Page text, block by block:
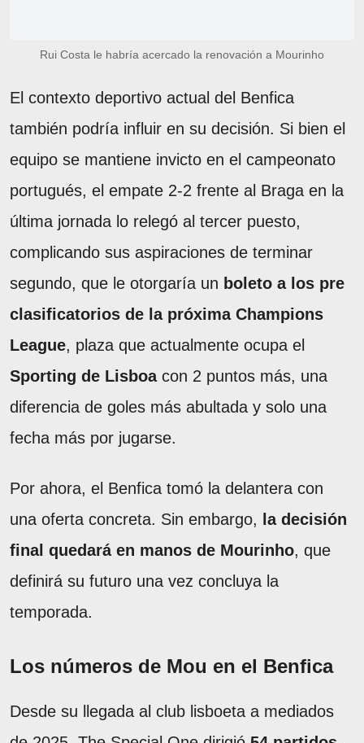
Rui Costa le habría acercado la renovación a Mourinho
El contexto deportivo actual del Benfica
también podría influir en su decisión. Si bien el
equipo se mantiene invicto en el campeonato
portugués, el empate 2-2 frente al Braga en la
última jornada lo relegó al tercer puesto,
complicando sus aspiraciones de terminar
segundo, que le otorgaría un boleto a los pre
clasificatorios de la próxima Champions
League, plaza que actualmente ocupa el
Sporting de Lisboacon 2 puntos más, una
diferencia de goles más abultada y solo una
fecha más por jugarse.
Por ahora, el Benfica tomó la delantera con
una oferta concreta. Sin embargo, la decisión
final quedará en manos de Mourinho, que
definirá su futuro una vez concluya la
temporada.
Los números de Mou en el Benfica
Desde su llegada al club lisboeta a mediados